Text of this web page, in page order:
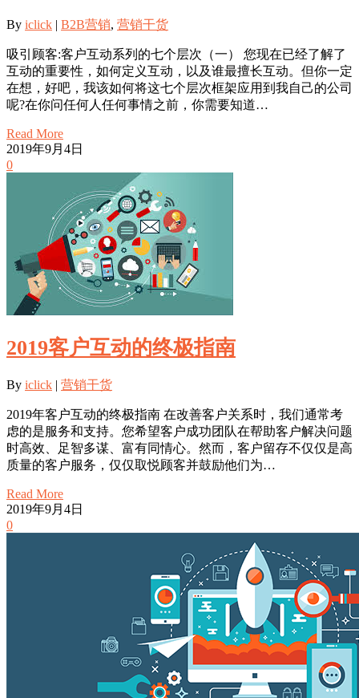
By iclick | B2B营销, 营销干货
吸引顾客:客户互动系列的七个层次（一） 您现在已经了解了
互动的重要性，如何定义互动，以及谁最擅长互动。但你一定
在想，好吧，我该如何将这七个层次框架应用到我自己的公司
呢?在你问任何人任何事情之前，你需要知道…
Read More
2019年9月4日
0
2019客户互动的终极指南
By iclick | 营销干货
2019年客户互动的终极指南 在改善客户关系时，我们通常考
虑的是服务和支持。您希望客户成功团队在帮助客户解决问题
时高效、足智多谋、富有同情心。然而，客户留存不仅仅是高
质量的客户服务，仅仅取悦顾客并鼓励他们为…
Read More
2019年9月4日
0